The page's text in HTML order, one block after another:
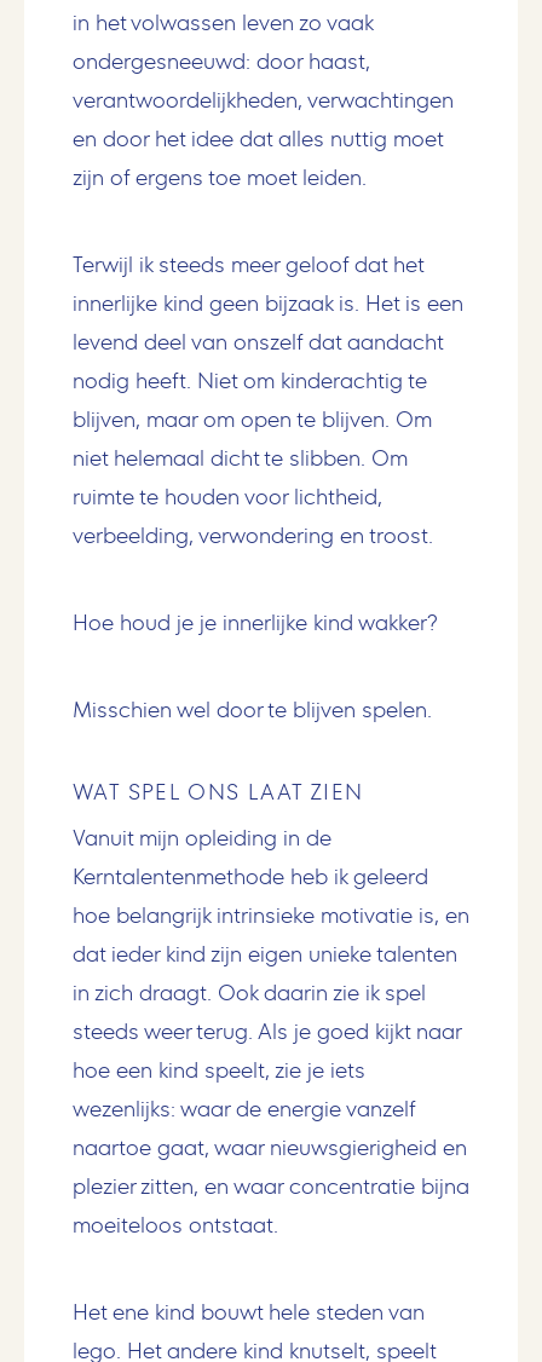
in het volwassen leven zo vaak
ondergesneeuwd: door haast,
verantwoordelijkheden, verwachtingen
en door het idee dat alles nuttig moet
zijn of ergens toe moet leiden.
Terwijl ik steeds meer geloof dat het
innerlijke kind geen bijzaak is. Het is een
levend deel van onszelf dat aandacht
nodig heeft. Niet om kinderachtig te
blijven, maar om open te blijven. Om
niet helemaal dicht te slibben. Om
ruimte te houden voor lichtheid,
verbeelding, verwondering en troost.
Hoe houd je je innerlijke kind wakker?
Misschien wel door te blijven spelen.
WAT SPEL ONS LAAT ZIEN
Vanuit mijn opleiding in de
Kerntalentenmethode heb ik geleerd
hoe belangrijk intrinsieke motivatie is, en
dat ieder kind zijn eigen unieke talenten
in zich draagt. Ook daarin zie ik spel
steeds weer terug. Als je goed kijkt naar
hoe een kind speelt, zie je iets
wezenlijks: waar de energie vanzelf
naartoe gaat, waar nieuwsgierigheid en
plezier zitten, en waar concentratie bijna
moeiteloos ontstaat.
Het ene kind bouwt hele steden van
lego. Het andere kind knutselt, speelt